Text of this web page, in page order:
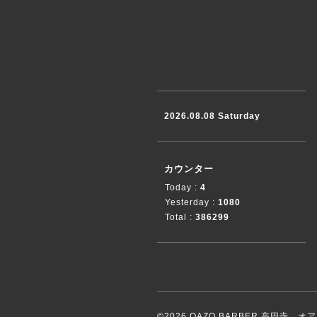
2026.08.08 Saturday
カウンター
Today : 4
Yesterday : 1080
Total : 386299